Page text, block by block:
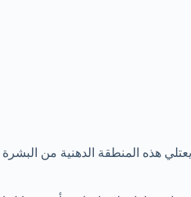
هذه المنطقة الدهنية من